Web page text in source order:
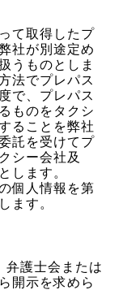
て取得したプ
社が別途定め
うものとしま
法でプレパス
で、プレパス
ものをタクシ
ることを弊社
託を受けてプ
シー会社及
します。
個人情報を第
ます。
弁護士会または
開示を求めら